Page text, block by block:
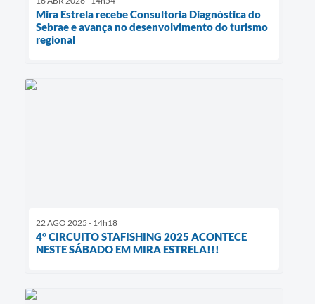
Mira Estrela recebe Consultoria Diagnóstica do
Sebrae e avança no desenvolvimento do turismo
regional
22 AGO 2025 - 14h18
4° CIRCUITO STAFISHING 2025 ACONTECE
NESTE SÁBADO EM MIRA ESTRELA!!!